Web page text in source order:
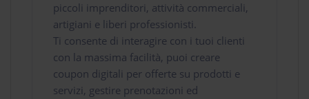
piccoli imprenditori, attività commerciali,
artigiani e liberi professionisti.
Ti consente di interagire con i tuoi clienti
con la massima facilità, puoi creare
coupon digitali per offerte su prodotti e
servizi, gestire prenotazioni ed